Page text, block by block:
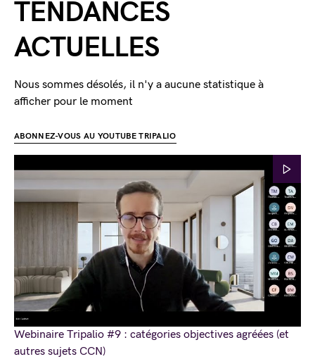
TENDANCES
ACTUELLES
Nous sommes désolés, il n'y a aucune statistique à
afficher pour le moment
ABONNEZ-VOUS AU YOUTUBE TRIPALIO
Webinaire Tripalio #9 : catégories objectives agréées (et
autres sujets CCN)